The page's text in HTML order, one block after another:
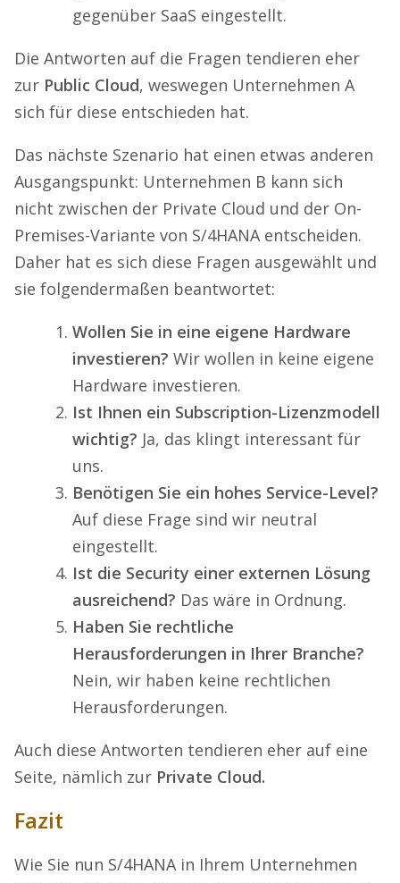
gegenüber SaaS eingestellt.
Die Antworten auf die Fragen tendieren eher
zur Public Cloud, weswegen Unternehmen A
sich für diese entschieden hat.
Das nächste Szenario hat einen etwas anderen
Ausgangspunkt: Unternehmen B kann sich
nicht zwischen der Private Cloud und der On-
Premises-Variante von S/4HANA entscheiden.
Daher hat es sich diese Fragen ausgewählt und
sie folgendermaßen beantwortet:
Wollen Sie in eine eigene Hardware
investieren? Wir wollen in keine eigene
Hardware investieren.
Ist Ihnen ein Subscription-Lizenzmodell
wichtig? Ja, das klingt interessant für
uns.
Benötigen Sie ein hohes Service-Level?
Auf diese Frage sind wir neutral
eingestellt.
Ist die Security einer externen Lösung
ausreichend? Das wäre in Ordnung.
Haben Sie rechtliche
Herausforderungen in Ihrer Branche?
Nein, wir haben keine rechtlichen
Herausforderungen.
Auch diese Antworten tendieren eher auf eine
Seite, nämlich zur Private Cloud.
Fazit
Wie Sie nun S/4HANA in Ihrem Unternehmen